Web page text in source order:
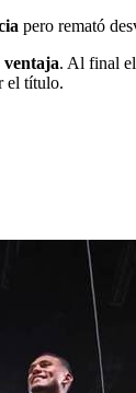
pero remató
. Al final
el título.